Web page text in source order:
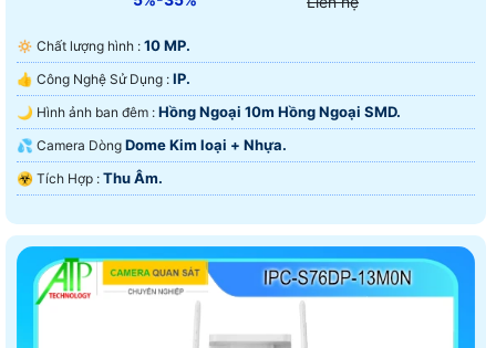
🔅 Chất lượng hình : 10 MP.
👍 Công Nghệ Sử Dụng : IP.
🌙 Hình ảnh ban đêm : Hồng Ngoại 10m Hồng Ngoại SMD.
💦 Camera Dòng Dome Kim loại + Nhựa.
️☣️ Tích Hợp : Thu Âm.